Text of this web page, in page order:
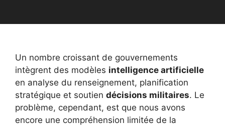
Un nombre croissant de gouvernements
intègrent des modèles intelligence artificielle
en analyse du renseignement, planification
stratégique et soutien décisions militaires. Le
problème, cependant, est que nous avons
encore une compréhension limitée de la